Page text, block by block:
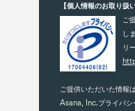
【個人情報のお取り扱
ご
し
リ
ご提供いただいた情報
Asana, Inc.プライバシ